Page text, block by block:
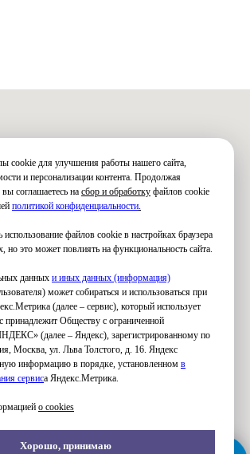
cookie для улучшения работы нашего сайта,
и персонализации контента. Продолжая
соглашаетесь на сбор и обработку файлов cookie
политикой конфиденциальности.
файлов cookie в настройках браузера
но это может повлиять на функциональность сайта.
данных и иных данных (информация)
может собираться и использоваться при
(далее – сервис), который использует
Обществу с ограниченной
(далее – Яндекс), зарегистрированному по
Москва, ул. Льва Толстого, д. 16. Яндекс
информацию в порядке, установленном в
сервиса Яндекс.Метрика.
о cookies
Хорошо, принимаю